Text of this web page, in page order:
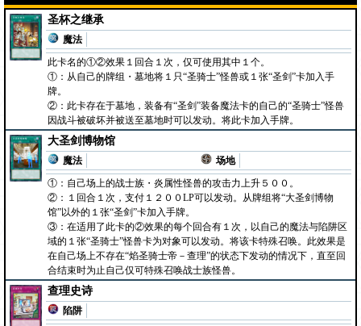
圣杯之继承
魔法
此卡名的①②效果１回合１次，仅可使用其中１个。
①：从自己的牌组・墓地将１只“圣骑士”怪兽或１张“圣剑”卡加入手
牌。
②：此卡存在于墓地，装备有“圣剑”装备魔法卡的自己的“圣骑士”怪兽
因战斗被破坏并被送至墓地时可以发动。将此卡加入手牌。
大圣剑博物馆
魔法
场地
①：自己场上的战士族・炎属性怪兽的攻击力上升５００。
②：１回合１次，支付１２００LP可以发动。从牌组将“大圣剑博物
馆”以外的１张“圣剑”卡加入手牌。
③：在适用了此卡的②效果的每个回合有１次，以自己的魔法与陷阱区
域的１张“圣骑士”怪兽卡为对象可以发动。将该卡特殊召唤。此效果是
在自己场上不存在“焰圣骑士帝－查理”的状态下发动的情况下，直至回
合结束时为止自己仅可特殊召唤战士族怪兽。
查理史诗
陷阱